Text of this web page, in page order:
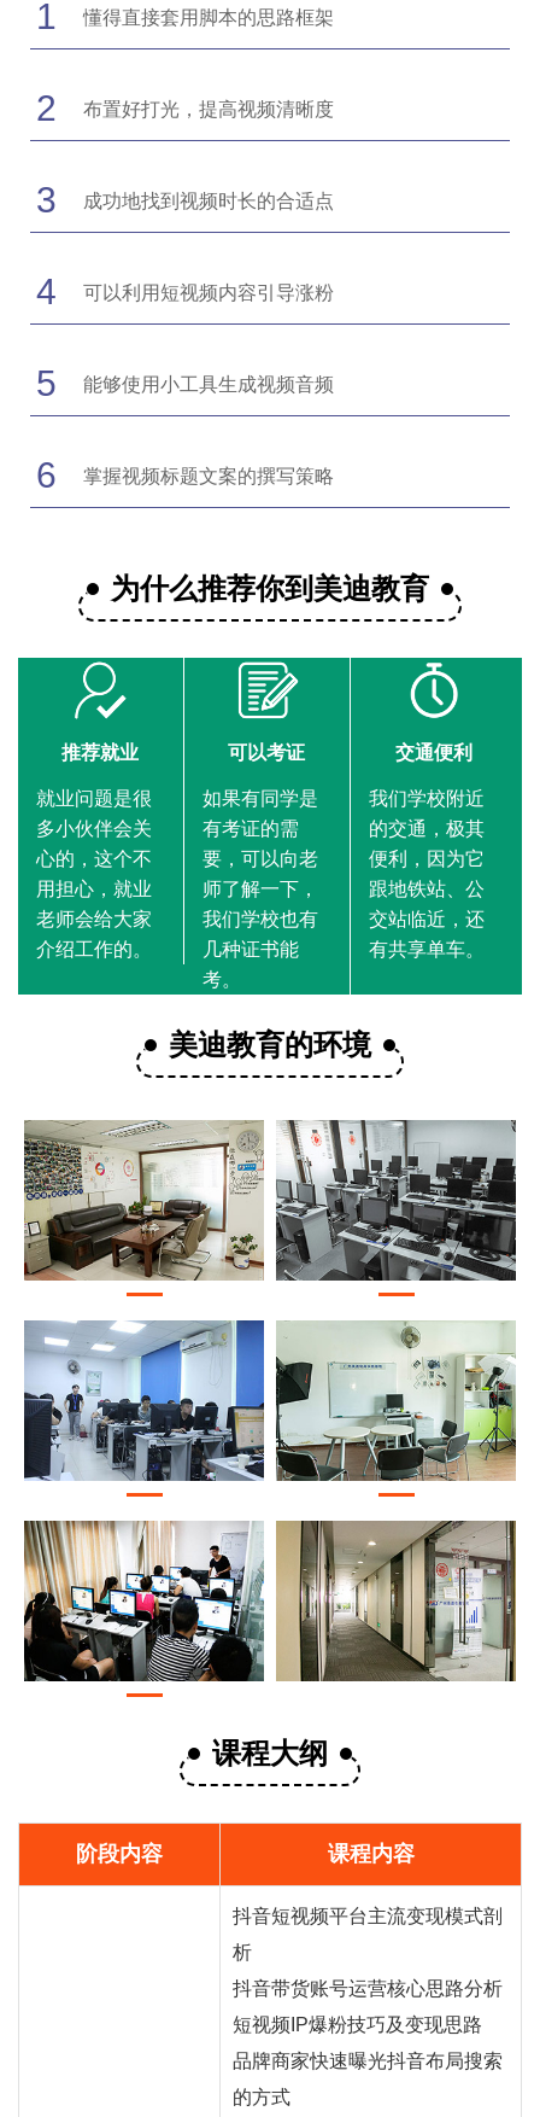
1 懂得直接套用脚本的思路框架
2 布置好打光，提高视频清晰度
3 成功地找到视频时长的合适点
4 可以利用短视频内容引导涨粉
5 能够使用小工具生成视频音频
6 掌握视频标题文案的撰写策略
为什么推荐你到美迪教育
推荐就业
就业问题是很
多小伙伴会关
心的，这个不
用担心，就业
老师会给大家
介绍工作的。
可以考证
如果有同学是
有考证的需
要，可以向老
师了解一下，
我们学校也有
几种证书能
考。
交通便利
我们学校附近
的交通，极其
便利，因为它
跟地铁站、公
交站临近，还
有共享单车。
美迪教育的环境
课程大纲
阶段内容 课程内容
抖音短视频平台主流变现模式剖
析
抖音带货账号运营核心思路分析
短视频IP爆粉技巧及变现思路
品牌商家快速曝光抖音布局搜索
的方式